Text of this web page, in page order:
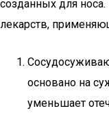
созданных для
лекарств,
основано на
уменьшает